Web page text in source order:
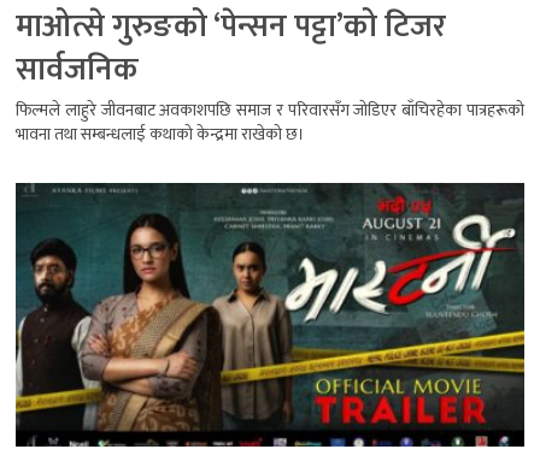
माओत्से गुरुङको ‘पेन्सन पट्टा’को टिजर
सार्वजनिक
फिल्मले लाहुरे जीवनबाट अवकाशपछि समाज र परिवारसँग जोडिएर बाँचिरहेका पात्रहरूको
भावना तथा सम्बन्धलाई कथाको केन्द्रमा राखेको छ।